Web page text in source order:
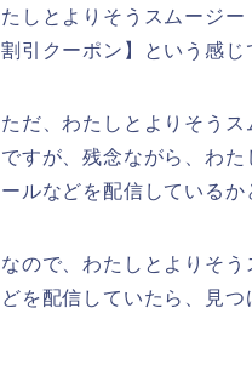
たしとよりそうスムージ
割引クーポン】という感じ
ただ、わたしとよりそう
ですが、残念ながら、わ
ールなどを配信しているか
なので、わたしとよりそ
どを配信していたら、見